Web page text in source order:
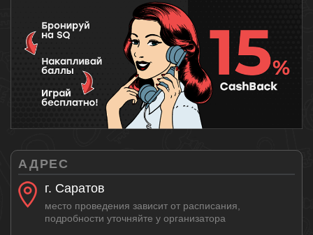
АДРЕС
г. Саратов
место проведения зависит от расписания,
подробности уточняйте у организатора